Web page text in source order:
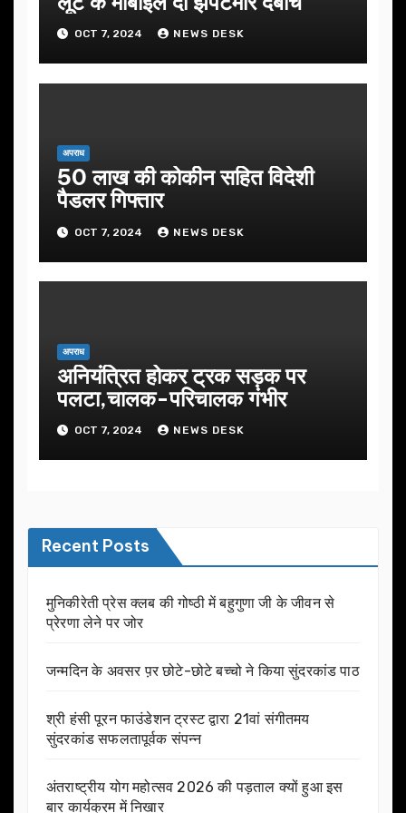
OCT 7, 2024 NEWS DESK
अपराध
50 लाख की कोकीन सहित विदेशी
पैडलर गिफ्तार
OCT 7, 2024 NEWS DESK
अपराध
अनियंत्रित होकर ट्रक सड़क पर
पलटा,चालक-परिचालक गंभीर
OCT 7, 2024 NEWS DESK
Recent Posts
मुनिकीरेती प्रेस क्लब की गोष्ठी में बहुगुणा जी के जीवन से
प्रेरणा लेने पर जोर
जन्मदिन के अवसर प़र छोटे-छोटे बच्चो ने किया सुंदरकांड पाठ
श्री हंसी पूरन फाउंडेशन ट्रस्ट द्वारा 21वां संगीतमय
सुंदरकांड सफलतापूर्वक संपन्न
अंतराष्ट्रीय योग महोत्सव 2026 की पड़ताल क्यों हुआ इस
बार कार्यक्रम में निखार